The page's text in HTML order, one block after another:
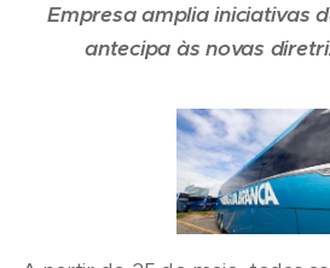
Empresa amplia iniciativas
antecipa às novas